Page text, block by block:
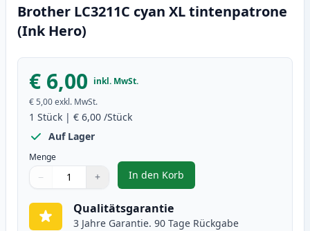
Brother LC3211C cyan XL tintenpatrone
(Ink Hero)
€ 6,00 inkl. MwSt.
€ 5,00exkl. MwSt.
1 Stück | € 6,00 /Stück
Auf Lager
Menge
Verwenden Sie die Tasten, um anzupassen
− +
1
In den Korb
, Brother LC3211C cyan XL
Qualitätsgarantie
3 Jahre Garantie. 90 Tage Rückgabe